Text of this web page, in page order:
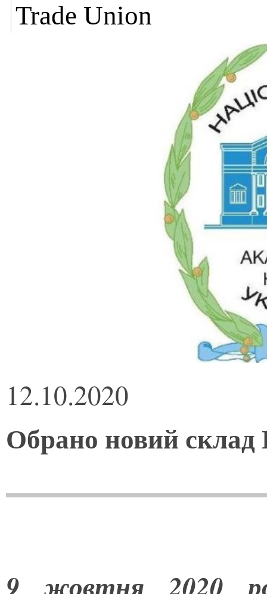
Trade Union
12.10.2020
Обрано новий
9 жовтня 2020